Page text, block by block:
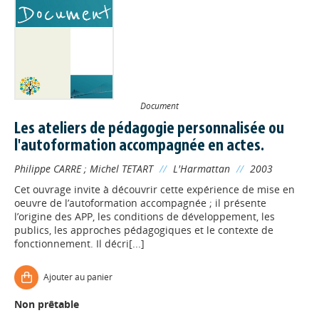
Document
Les ateliers de pédagogie personnalisée ou
l'autoformation accompagnée en actes.
Philippe CARRE; Michel TETART // L'Harmattan // 2003
Cet ouvrage invite à découvrir cette expérience de mise en
oeuvre de l’autoformation accompagnée ; il présente
l’origine des APP, les conditions de développement, les
publics, les approches pédagogiques et le contexte de
fonctionnement. Il décri[...]
Ajouter au panier
Non prêtable